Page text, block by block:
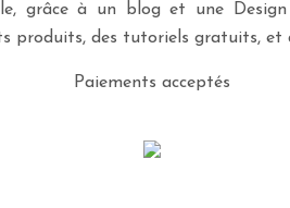
grâce à un blog et une
produits, des tutoriels gratuits, et
Paiements acceptés